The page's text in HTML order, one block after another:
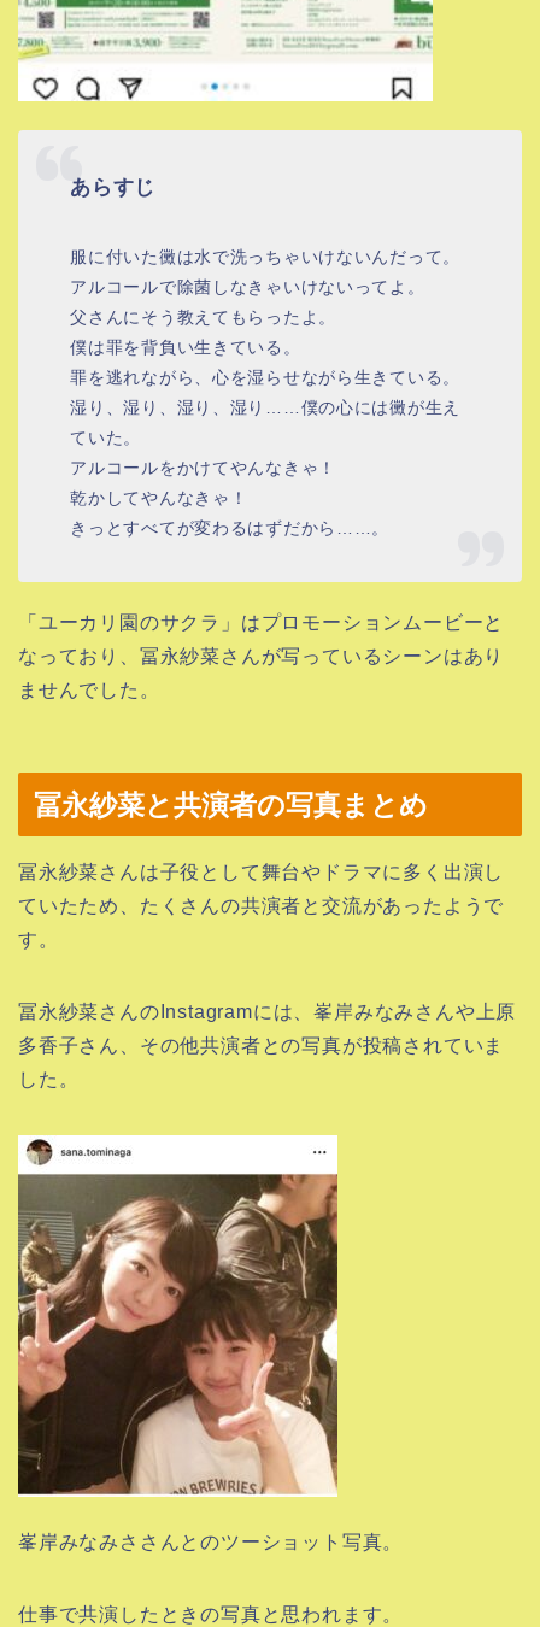
あらすじ
服に付いた黴は水で洗っちゃいけないんだって。
アルコールで除菌しなきゃいけないってよ。
父さんにそう教えてもらったよ。
僕は罪を背負い生きている。
罪を逃れながら、心を湿らせながら生きている。
湿り、湿り、湿り、湿り……僕の心には黴が生え
ていた。
アルコールをかけてやんなきゃ！
乾かしてやんなきゃ！
きっとすべてが変わるはずだから……。
「ユーカリ園のサクラ」はプロモーションムービーと
なっており、冨永紗菜さんが写っているシーンはあり
ませんでした。
冨永紗菜と共演者の写真まとめ
冨永紗菜さんは子役として舞台やドラマに多く出演し
ていたため、たくさんの共演者と交流があったようで
す。
冨永紗菜さんのInstagramには、峯岸みなみさんや上原
多香子さん、その他共演者との写真が投稿されていま
した。
峯岸みなみささんとのツーショット写真。
仕事で共演したときの写真と思われます。